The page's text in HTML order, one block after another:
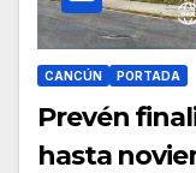
CANCÚN PORTADA
Prevén
hasta